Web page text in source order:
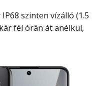
fél órán át anélkül,